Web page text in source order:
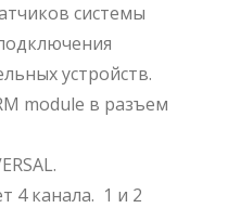
системы
устройств.
module в разъем
4 канала. 1 и 2